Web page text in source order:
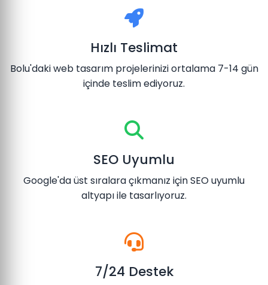
Hızlı Teslimat
Bolu'daki web tasarım projelerinizi ortalama 7-14 gün
içinde teslim ediyoruz.
SEO Uyumlu
Google'da üst sıralara çıkmanız için SEO uyumlu
altyapı ile tasarlıyoruz.
7/24 Destek